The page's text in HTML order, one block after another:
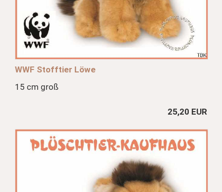
WWF Stofftier Löwe
15 cm groß
25,20 EUR